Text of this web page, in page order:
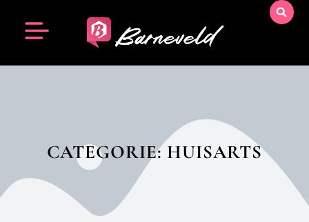
CATEGORIE: HUISARTS